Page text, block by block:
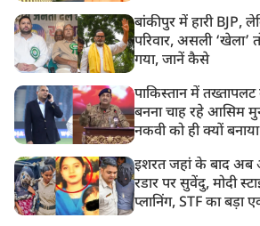
बांकीपुर में हारी BJP,
परिवार, असली ‘खेला’
गया, जानें कैसे
पाकिस्तान में तख्तापलट
बनना चाह रहे आसिम
नकवी को ही क्यों
इशरत जहां के बाद अब
रडार पर सुवेंदु, मोदी
प्लानिंग, STF का बड़ा